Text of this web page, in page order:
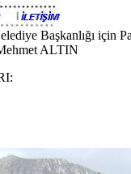
Başkanlığı için
ALTIN